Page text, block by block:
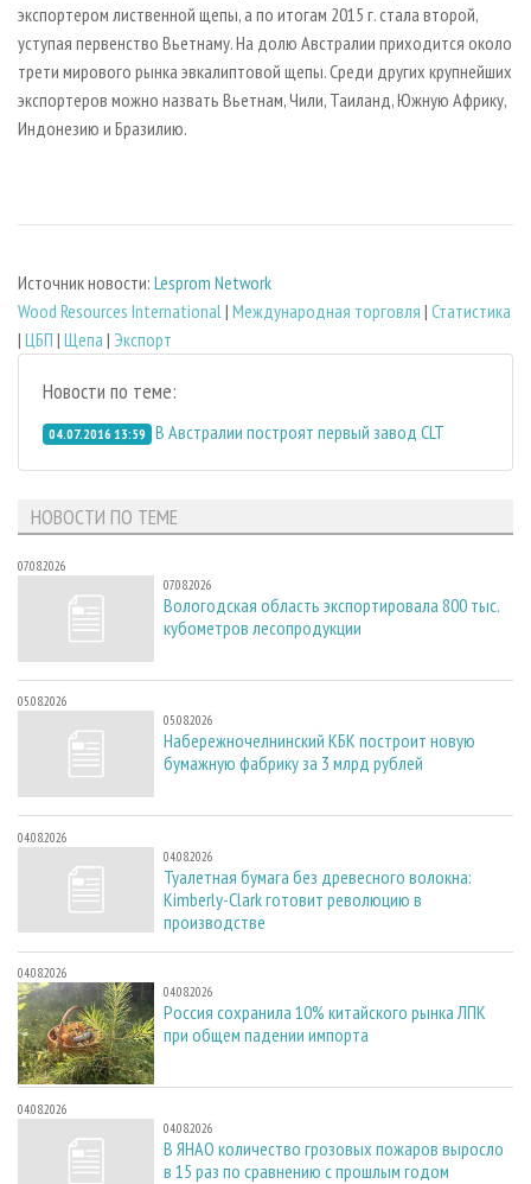
экспортером лиственной щепы, а по итогам 2015 г. стала второй,
уступая первенство Вьетнаму. На долю Австралии приходится около
трети мирового рынка эвкалиптовой щепы. Среди других крупнейших
экспортеров можно назвать Вьетнам, Чили, Таиланд, Южную Африку,
Индонезию и Бразилию.
Источник новости: Lesprom Network
Wood Resources International| Международная торговля | Статистика
| ЦБП | Щепа | Экспорт
Новости по теме:
04.07.2016 13:59 В Австралии построят первый завод CLT
НОВОСТИ ПО ТЕМЕ
07.08.2026
07.08.2026
Вологодская область экспортировала 800 тыс.
кубометров лесопродукции
05.08.2026
05.08.2026
Набережночелнинский КБК построит новую
бумажную фабрику за 3 млрд рублей
04.08.2026
04.08.2026
Туалетная бумага без древесного волокна:
Kimberly-Clark готовит революцию в
производстве
04.08.2026
04.08.2026
Россия сохранила 10% китайского рынка ЛПК
при общем падении импорта
04.08.2026
04.08.2026
В ЯНАО количество грозовых пожаров выросло
в 15 раз по сравнению с прошлым годом